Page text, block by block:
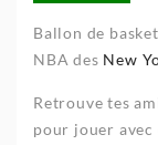
Ballon de
NBA des New
Retrouve tes
pour jouer avec